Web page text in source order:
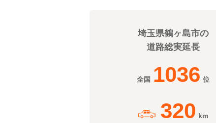
埼玉県鶴ヶ島市の
道路総実延長
全国 1036 位
320 km